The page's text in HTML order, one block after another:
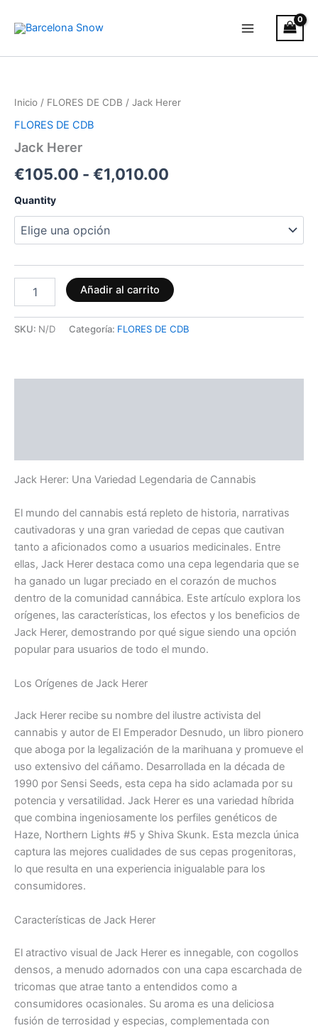
Inicio / FLORES DE CDB / Jack Herer
FLORES DE CDB
Jack Herer
€105.00 - €1,010.00
€1,010.00
Quantity
Añadir al carrito
SKU: N/D Categoría: FLORES DE CDB
Jack Herer: Una Variedad Legendaria de Cannabis
El mundo del cannabis está repleto de historia, narrativas
cautivadoras y una gran variedad de cepas que cautivan
tanto a aficionados como a usuarios medicinales. Entre
ellas, Jack Herer destaca como una cepa legendaria que se
ha ganado un lugar preciado en el corazón de muchos
dentro de la comunidad cannábica. Este artículo explora los
orígenes, las características, los efectos y los beneficios de
Jack Herer, demostrando por qué sigue siendo una opción
popular para usuarios de todo el mundo.
Los Orígenes de Jack Herer
Jack Herer recibe su nombre del ilustre activista del
cannabis y autor de El Emperador Desnudo, un libro pionero
que aboga por la legalización de la marihuana y promueve el
uso extensivo del cáñamo. Desarrollada en la década de
1990 por Sensi Seeds, esta cepa ha sido aclamada por su
potencia y versatilidad. Jack Herer es una variedad híbrida
que combina ingeniosamente los perfiles genéticos de
Haze, Northern Lights #5 y Shiva Skunk. Esta mezcla única
captura las mejores cualidades de sus cepas progenitoras,
lo que resulta en una experiencia inigualable para los
consumidores.
Características de Jack Herer
El atractivo visual de Jack Herer es innegable, con cogollos
densos, a menudo adornados con una capa escarchada de
tricomas que atrae tanto a entendidos como a
consumidores ocasionales. Su aroma es una deliciosa
fusión de terrosidad y especias, complementada con